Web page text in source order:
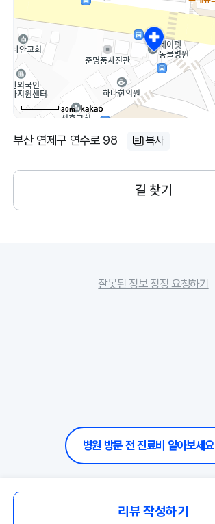
30m
부산 연제구 연수로 98 복사
길 찾기
잘못된 정보 정정 요청하기
병원 방문 전 진료비 알아보세요
리뷰 작성하기